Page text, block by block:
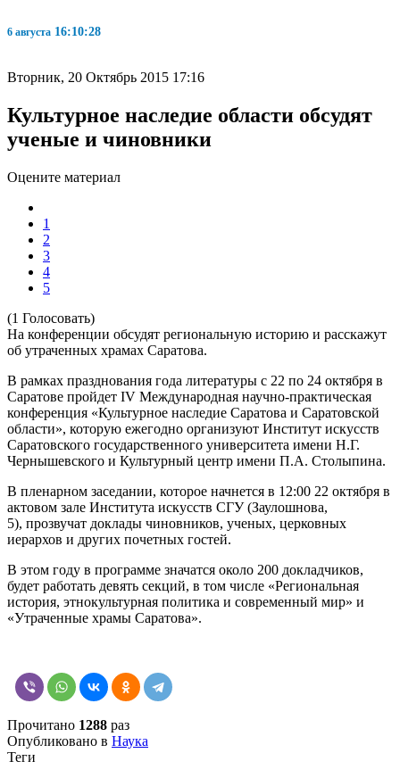
6 августа 16:10:29
Вторник, 20 Октябрь 2015 17:16
Культурное наследие области обсудят
ученые и чиновники
Оцените материал
1
2
3
4
5
(1 Голосовать)
На конференции обсудят региональную историю и расскажут
об утраченных храмах Саратова.
В рамках празднования года литературы с 22 по 24 октября в
Саратове пройдет IV Международная научно-практическая
конференция «Культурное наследие Саратова и Саратовской
области», которую ежегодно организуют Институт искусств
Саратовского государственного университета имени Н.Г.
Чернышевского и Культурный центр имени П.А. Столыпина.
В пленарном заседании, которое начнется в 12:00 22 октября в
актовом зале Института искусств СГУ (Заулошнова,
5), прозвучат доклады чиновников, ученых, церковных
иерархов и других почетных гостей.
В этом году в программе значатся около 200 докладчиков,
будет работать девять секций, в том числе «Региональная
история, этнокультурная политика и современный мир» и
«Утраченные храмы Саратова».
Прочитано 1288 раз
Опубликовано в Наука
Теги